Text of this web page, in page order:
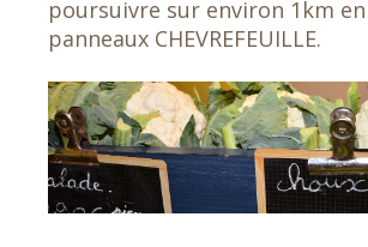
poursuivre sur environ 1km
panneaux CHEVREFEUILLE.